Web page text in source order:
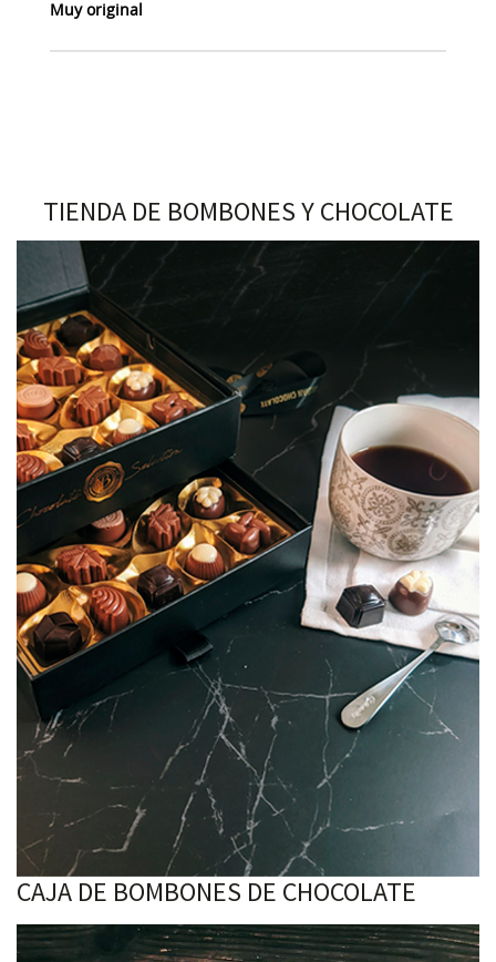
Muy original
TIENDA DE BOMBONES Y CHOCOLATE
CAJA DE BOMBONES DE CHOCOLATE